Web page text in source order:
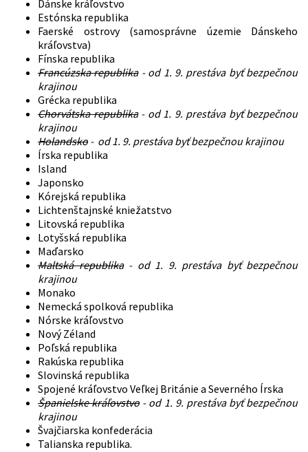
Dánske kráľovstvo
Estónska republika
Faerské ostrovy (samosprávne územie Dánskeho
kráľovstva)
Fínska republika
Francúzska republika- od 1. 9. prestáva byť bezpečnou
krajinou
Grécka republika
Chorvátska republika- od 1. 9. prestáva byť bezpečnou
krajinou
Holandsko - od 1. 9. prestáva byť bezpečnou krajinou
Írska republika
Island
Japonsko
Kórejská republika
Lichtenštajnské kniežatstvo
Litovská republika
Lotyšská republika
Maďarsko
Maltská republika- od 1. 9. prestáva byť bezpečnou
krajinou
Monako
Nemecká spolková republika
Nórske kráľovstvo
Nový Zéland
Poľská republika
Rakúska republika
Slovinská republika
Spojené kráľovstvo Veľkej Británie a Severného Írska
Španielske kráľovstvo- od 1. 9. prestáva byť bezpečnou
krajinou
Švajčiarska konfederácia
Talianska republika.